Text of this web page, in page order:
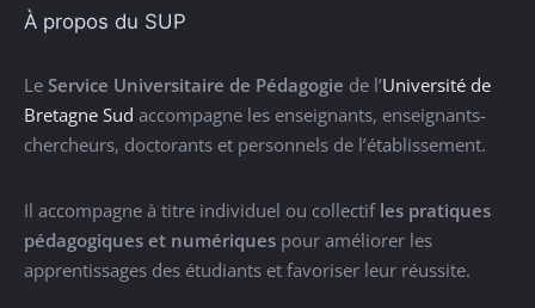
À propos du SUP
Le Service Universitaire de Pédagogie de l’Université de
Bretagne Sud accompagne les enseignants, enseignants-
chercheurs, doctorants et personnels de l’établissement.
Il accompagne à titre individuel ou collectif les pratiques
pédagogiques et numériques pour améliorer les
apprentissages des étudiants et favoriser leur réussite.